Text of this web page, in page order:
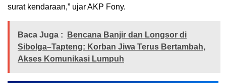
surat kendaraan,” ujar AKP Fony.
Baca Juga :
Bencana Banjir dan Longsor di
Sibolga–Tapteng: Korban Jiwa Terus Bertambah,
Akses Komunikasi Lumpuh